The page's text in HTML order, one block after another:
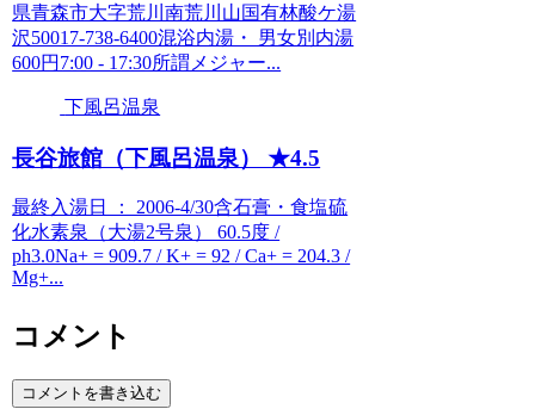
県青森市大字荒川南荒川山国有林酸ケ湯
沢50017-738-6400混浴内湯・ 男女別内湯
600円7:00 - 17:30所謂メジャー...
下風呂温泉
長谷旅館（下風呂温泉） ★4.5
最終入湯日 ： 2006-4/30含石膏・食塩硫
化水素泉（大湯2号泉） 60.5度 /
ph3.0Na+ = 909.7 / K+ = 92 / Ca+ = 204.3 /
Mg+...
コメント
コメントを書き込む